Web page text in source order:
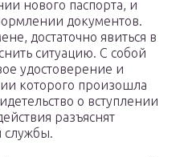
нового паспорта, и
документов.
достаточно явиться в
ситуацию. С собой
удостоверение и
которого произошла
о вступлении
разъяснят
службы.